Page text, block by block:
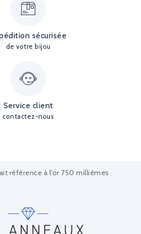
sécurisée
de votre bijou
Service client
contactez-nous
référence à l'or 750 millièmes